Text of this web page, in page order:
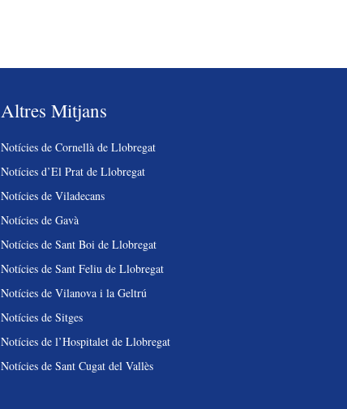
Altres Mitjans
Notícies de Cornellà de Llobregat
Notícies d’El Prat de Llobregat
Notícies de Viladecans
Notícies de Gavà
Notícies de Sant Boi de Llobregat
Notícies de Sant Feliu de Llobregat
Notícies de Vilanova i la Geltrú
Notícies de Sitges
Notícies de l’Hospitalet de Llobregat
Notícies de Sant Cugat del Vallès